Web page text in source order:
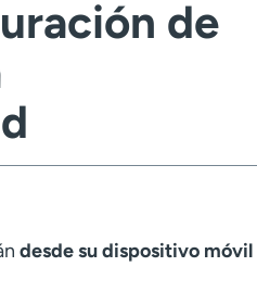
de
desde su dispositivo móvil